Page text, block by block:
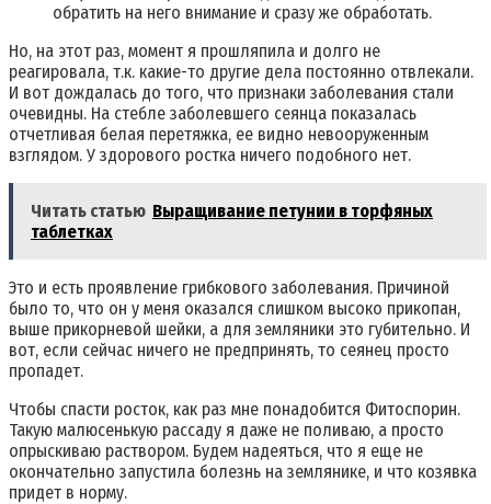
обратить на него внимание и сразу же обработать.
Но, на этот раз, момент я прошляпила и долго не
реагировала, т.к. какие-то другие дела постоянно отвлекали.
И вот дождалась до того, что признаки заболевания стали
очевидны. На стебле заболевшего сеянца показалась
отчетливая белая перетяжка, ее видно невооруженным
взглядом. У здорового ростка ничего подобного нет.
Читать статью Выращивание петунии в торфяных
таблетках
Это и есть проявление грибкового заболевания. Причиной
было то, что он у меня оказался слишком высоко прикопан,
выше прикорневой шейки, а для земляники это губительно. И
вот, если сейчас ничего не предпринять, то сеянец просто
пропадет.
Чтобы спасти росток, как раз мне понадобится Фитоспорин.
Такую малюсенькую рассаду я даже не поливаю, а просто
опрыскиваю раствором. Будем надеяться, что я еще не
окончательно запустила болезнь на землянике, и что козявка
придет в норму.